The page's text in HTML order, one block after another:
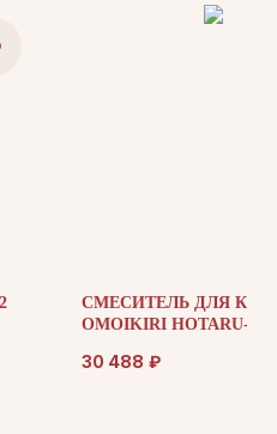
СМЕСИТЕЛЬ ДЛЯ
OMOIKIRI HOTARU-GM
30 488 ₽